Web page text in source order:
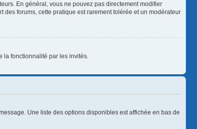
En général, vous ne pouvez pas directement modifier
des forums, cette pratique est rarement tolérée et un modérateur
la fonctionnalité par les invités.
Une liste des options disponibles est affichée en bas de